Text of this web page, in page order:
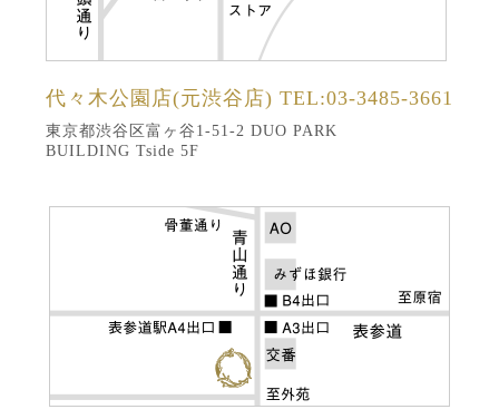
代々木公園店(元渋谷店) TEL:03-3485-3661
東京都渋谷区富ヶ谷1-51-2 DUO PARK
BUILDING Tside 5F